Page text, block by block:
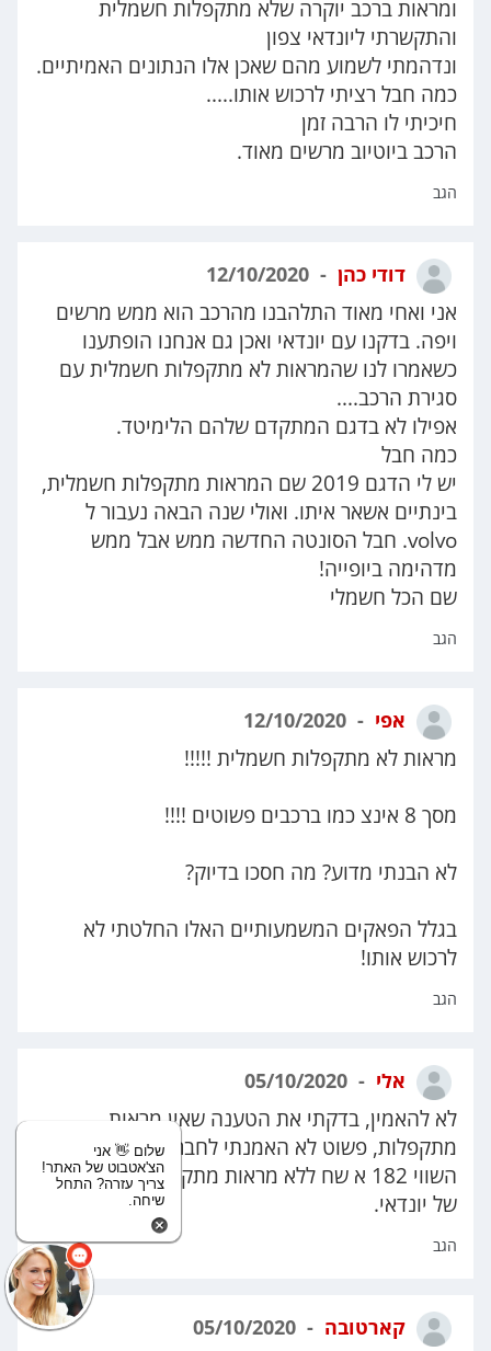
ומראות ברכב יוקרה שלא מתקפלות חשמלית
והתקשרתי ליונדאי צפון
ונדהמתי לשמוע מהם שאכן אלו הנתונים האמיתיים.
כמה חבל רציתי לרכוש אותו.....
חיכיתי לו הרבה זמן
הרכב ביוטיוב מרשים מאוד.
הגב
דודי כהן
אני ואחי מאוד התלהבנו מהרכב הוא ממש מרשים
ויפה. בדקנו עם יונדאי ואכן גם אנחנו הופתענו
כשאמרו לנו שהמראות לא מתקפלות חשמלית עם
סגירת הרכב....
אפילו לא בדגם המתקדם שלהם הלימיטד.
כמה חבל
יש לי הדגם 2019 שם המראות מתקפלות חשמלית,
בינתיים אשאר איתו. ואולי שנה הבאה נעבור ל
volvo. חבל הסונטה החדשה ממש אבל ממש
מדהימה ביופייה!
שם הכל חשמלי
הגב
אפי
מראות לא מתקפלות חשמלית !!!!!
מסך 8 אינצ כמו ברכבים פשוטים !!!!
לא הבנתי מדוע? מה חסכו בדיוק?
בגלל הפאקים המשמעותיים האלו החלטתי לא
לרכוש אותו!
הגב
אלי
לא להאמין, בדקתי את הטענה שאין מראות
מתקפלות, פשוט לא האמנתי לחבר אלי, ואכן רכב
השווי 182 א שח ללא מראות מתקפלות, פשוט ביזיון
של יונדאי.
הגב
קארטובה
שלום 👋 אני
הצ'אטבוט של האתר!
צריך עזרה? התחל
שיחה.